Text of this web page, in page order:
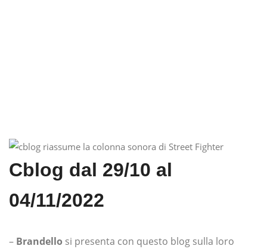
Cblog dal 29/10 al
04/11/2022
– Brandello si presenta con questo blog sulla loro